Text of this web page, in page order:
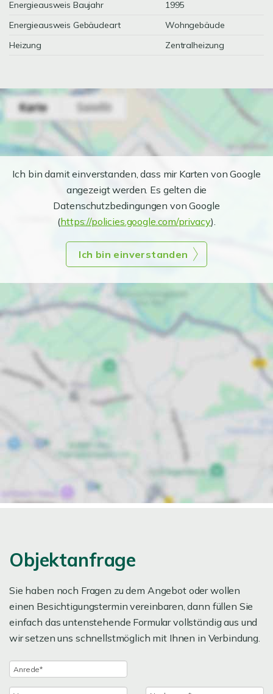
Energieausweis Baujahr
1995
Energieausweis Gebäudeart
Wohngebäude
Heizung
Zentralheizung
Ich bin damit einverstanden, dass mir Karten von Google
angezeigt werden. Es gelten die
Datenschutzbedingungen von Google
(https://policies.google.com/privacy).
Ich bin einverstanden
Objektanfrage
Sie haben noch Fragen zu dem Angebot oder wollen
einen Besichtigungstermin vereinbaren, dann füllen Sie
einfach das untenstehende Formular vollständig aus und
wir setzen uns schnellstmöglich mit Ihnen in Verbindung.